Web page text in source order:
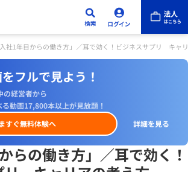
入社1年目からの働き方」／耳で効く！ビジネスサプリ キャ
フルで見よう！
の経営者から
動画17,800本以上が見放題！
すぐ無料体験へ
詳細を見る
らの働き方」／耳で効く！